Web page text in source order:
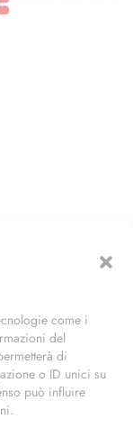
come i
del
di
o ID unici su
può influire
(MI)